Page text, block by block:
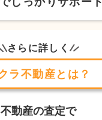
さらに詳しく
ラ不動産とは？
不動産の査定で